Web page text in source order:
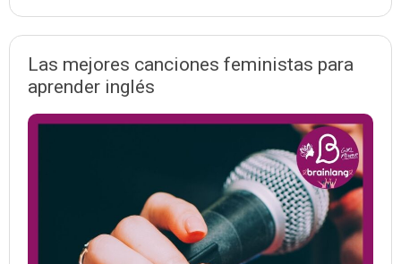
Las mejores canciones feministas para
aprender inglés